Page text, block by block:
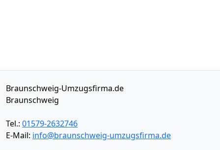
Braunschweig-Umzugsfirma.de
Braunschweig
Tel.: 01579-2632746
E-Mail: info@braunschweig-umzugsfirma.de